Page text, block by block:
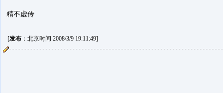
精不虚传
[发布：北京时间 2008/3/9 19:11:49]